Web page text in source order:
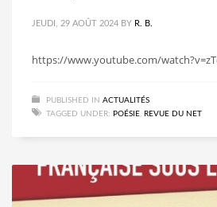
JEUDI, 29 AOÛT 2024 BY R. B.
https://www.youtube.com/
PUBLISHED IN ACTUALITÉS
TAGGED UNDER: POÉSIE REVUE DU NET